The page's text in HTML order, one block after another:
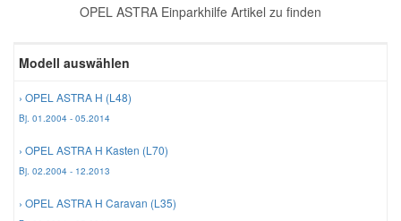
OPEL ASTRA Einparkhilfe Artikel zu finden
Modell auswählen
› OPEL ASTRA H (L48)
Bj. 01.2004 - 05.2014
› OPEL ASTRA H Kasten (L70)
Bj. 02.2004 - 12.2013
› OPEL ASTRA H Caravan (L35)
Honda Ersatzteile
Hyundai Ersatzteile
Jeep Ersatzteile
Kia Ersatzteile